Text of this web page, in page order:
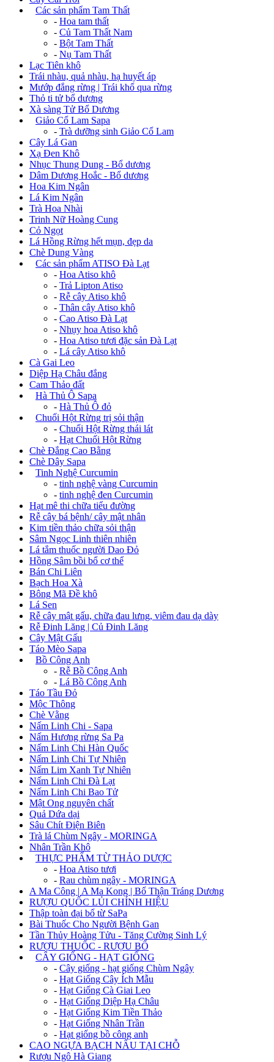
Các sản phẩm Tam Thất
- Hoa tam thất
- Củ Tam Thất Nam
- Bột Tam Thất
- Nụ Tam Thất
Lạc Tiên khô
Trái nhàu, quả nhàu, hạ huyết áp
Mướp đắng rừng | Trái khổ qua rừng
Thỏ ti tử bổ dương
Xà sàng Tử Bổ Dương
Giảo Cổ Lam Sapa
- Trà dưỡng sinh Giảo Cổ Lam
Cây Lá Gan
Xạ Đen Khô
Nhục Thung Dung - Bổ dương
Dâm Dương Hoắc - Bổ dương
Hoa Kim Ngân
Lá Kim Ngân
Trà Hoa Nhài
Trinh Nữ Hoàng Cung
Cỏ Ngọt
Lá Hồng Rừng hết mụn, đẹp da
Chè Dung Vàng
Các sản phẩm ATISO Đà Lạt
- Hoa Atiso khô
- Trả Lipton Atiso
- Rễ cây Atiso khô
- Thân cây Atiso khô
- Cao Atiso Đà Lạt
- Nhụy hoa Atiso khô
- Hoa Atiso tươi đặc sản Đà Lạt
- Lá cây Atiso khô
Cà Gai Leo
Diệp Hạ Châu đắng
Cam Thảo đất
Hà Thủ Ô Sapa
- Hà Thủ Ô đỏ
Chuối Hột Rừng trị sỏi thận
- Chuối Hột Rừng thái lát
- Hạt Chuối Hột Rừng
Chè Đắng Cao Bằng
Chè Dây Sapa
Tinh Nghệ Curcumin
- tinh nghệ vàng Curcumin
- tinh nghệ đen Curcumin
Hạt mê thi chữa tiểu đường
Rễ cây bá bệnh/ cây mật nhân
Kim tiền thảo chữa sỏi thận
Sâm Ngọc Linh thiên nhiên
Lá tắm thuốc người Dao Đỏ
Hồng Sâm bồi bổ cơ thể
Bán Chi Liên
Bạch Hoa Xà
Bông Mã Đề khô
Lá Sen
Rễ cây mật gấu, chữa đau lưng, viêm đau dạ dày
Rễ Đinh Lăng | Củ Đinh Lăng
Cây Mật Gấu
Táo Mèo Sapa
Bồ Công Anh
- Rễ Bồ Công Anh
- Lá Bồ Công Anh
Táo Tầu Đỏ
Mộc Thông
Chè Vằng
Nấm Linh Chi - Sapa
Nấm Hương rừng Sa Pa
Nấm Linh Chi Hàn Quốc
Nấm Linh Chi Tự Nhiên
Nấm Lim Xanh Tự Nhiên
Nấm Linh Chi Đà Lạt
Nấm Linh Chi Bao Tử
Mật Ong nguyên chất
Quả Dứa dại
Sâu Chít Điện Biên
Trà lá Chùm Ngây - MORINGA
Nhân Trần Khô
THỰC PHẨM TỪ THẢO DƯỢC
- Hoa Atiso tươi
- Rau chùm ngây - MORINGA
A Ma Công | A Ma Kong | Bổ Thận Tráng Dương
RƯỢU QUỐC LỦI CHÍNH HIỆU
Thập toàn đại bổ từ SaPa
Bài Thuốc Cho Người Bệnh Gan
Tần Thủy Hoàng Tửu - Tăng Cường Sinh Lý
RƯỢU THUỐC - RƯỢU BỔ
CÂY GIỐNG - HẠT GIỐNG
- Cây giống - hạt giống Chùm Ngây
- Hạt Giống Cây Ích Mẫu
- Hạt Giống Cà Giai Leo
- Hạt Giống Diệp Hạ Châu
- Hạt Giống Kim Tiền Thảo
- Hạt Giống Nhân Trần
- Hạt giống bồ công anh
CAO NGỰA BẠCH NẤU TẠI CHỖ
Rượu Ngô Hà Giang